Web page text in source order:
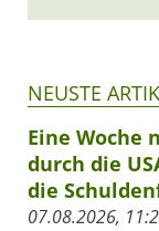
NEUSTE
Eine Woche
durch die
die
07.08.2026,